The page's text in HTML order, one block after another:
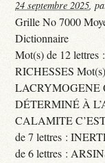
24 septembre 2025,
Grille No 7000
Dictionnaire
Mot(s) de 12
RICHESSES
LACRYMOGENE
DÉTERMINÉ À
CALAMITE
de 7 lettres :
de 6 lettres :